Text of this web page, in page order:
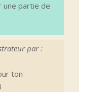
partie de
par :
ton